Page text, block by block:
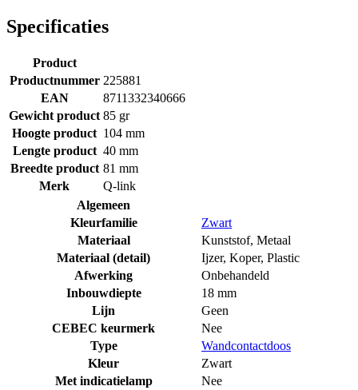
Specificaties
Product
Productnummer 225881
EAN
8711332340666
Gewicht product 85 gr
Hoogte product 104 mm
Lengte product 40 mm
Breedte product 81 mm
Merk
Q-link
Algemeen
Kleurfamilie
Zwart
Materiaal
Kunststof, Metaal
Materiaal (detail)
Ijzer, Koper, Plastic
Afwerking
Onbehandeld
Inbouwdiepte
18 mm
Lijn
Geen
CEBEC keurmerk
Nee
Type
Wandcontactdoos
Kleur
Zwart
Met indicatielamp
Nee